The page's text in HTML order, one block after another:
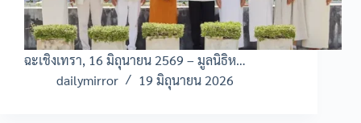
ฉะเชิงเทรา, 16 มิถุนายน 2569 – มูลนิธิห…
dailymirror
19 มิถุนายน 2026